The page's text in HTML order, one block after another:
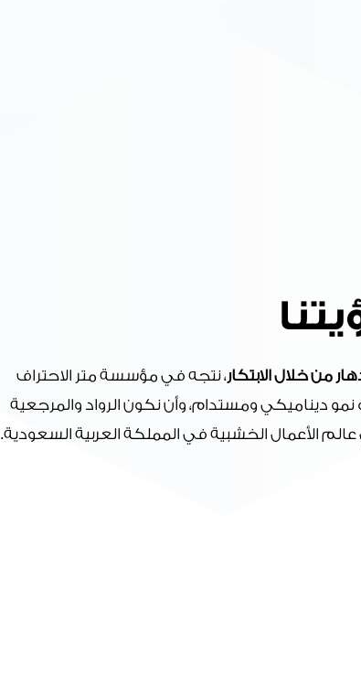
من خلال الابتكار، نتجه في مؤسسة متر الاحتراف
نمو ديناميكي ومستدام، وأن نكون الرواد والمرجعية
الأعمال الخشبية في المملكة العربية السعودية.